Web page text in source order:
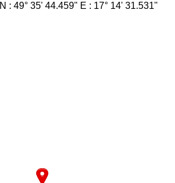
N : 49° 35' 44.459" E : 17° 14' 31.531"